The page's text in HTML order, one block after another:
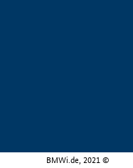
BMWi.de, 2021 ©